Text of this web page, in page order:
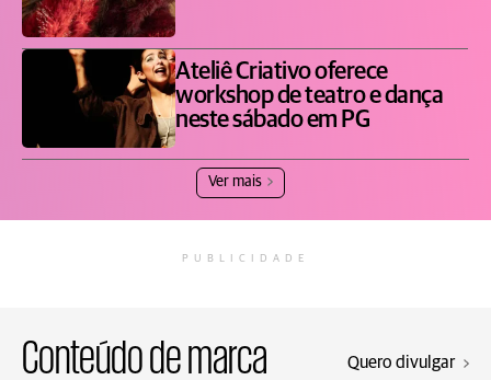
Ateliê Criativo oferece
workshop de teatro e dança
neste sábado em PG
Ver mais
PUBLICIDADE
Conteúdo de marca Quero divulgar